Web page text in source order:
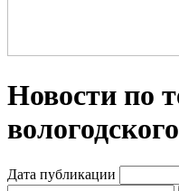
Новости по
Дата публикации